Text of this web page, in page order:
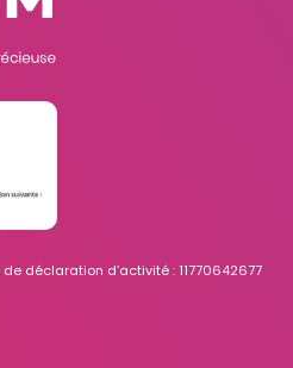
déclaration d’activité : 11770642677